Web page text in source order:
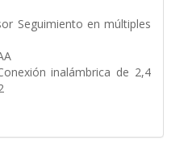
Seguimiento en múltiples
inalámbrica de 2,4